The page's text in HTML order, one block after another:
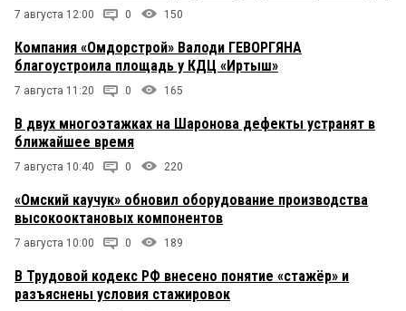
7 августа 12:00 0 150
Компания «Омдорстрой» Валоди ГЕВОРГЯНА
благоустроила площадь у КДЦ «Иртыш»
7 августа 11:20 0 165
В двух многоэтажках на Шаронова дефекты устранят в
ближайшее время
7 августа 10:40 0 220
«Омский каучук» обновил оборудование производства
высокооктановых компонентов
7 августа 10:00 0 189
В Трудовой кодекс РФ внесено понятие «стажёр» и
разъяснены условия стажировок